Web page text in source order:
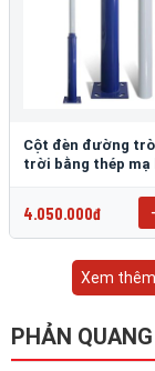
Cột đèn đường
trời bằng thép mạ
4.050.000đ
Xem
PHẢN